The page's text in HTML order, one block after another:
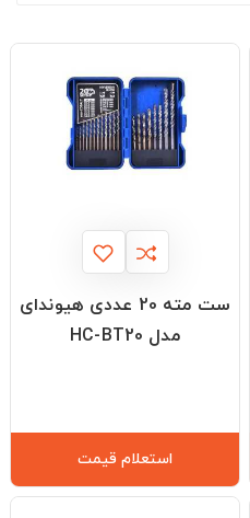
ست مته 20 عددی هیوندای
مدل HC-BT20
استعلام قیمت